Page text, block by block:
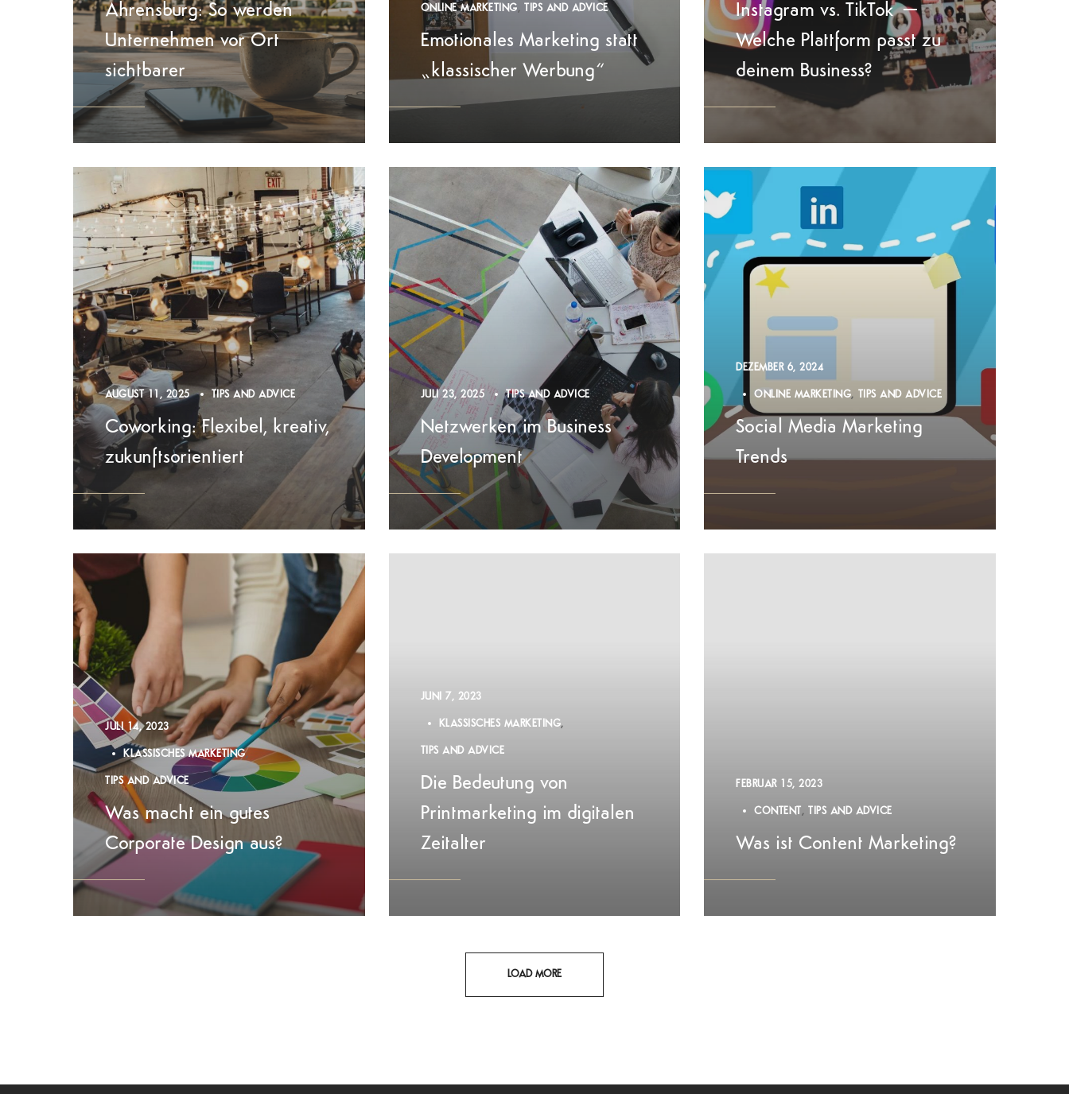
Ahrensburg: So werden
Unternehmen vor Ort
sichtbarer
ONLINE MARKETING TIPS AND ADVICE
Emotionales Marketing statt
„klassischer Werbung“
Instagram vs. TikTok –
Welche Plattform passt zu
deinem Business?
AUGUST 11, 2025 TIPS AND ADVICE
Coworking: Flexibel, kreativ,
zukunftsorientiert
JULI 23, 2025 TIPS AND ADVICE
Netzwerken im Business
Development
DEZEMBER 6, 2024
ONLINE MARKETING TIPS AND ADVICE
Social Media Marketing
Trends
JULI 14, 2023
KLASSISCHES MARKETING
TIPS AND ADVICE
Was macht ein gutes
Corporate Design aus?
JUNI 7, 2023
KLASSISCHES MARKETING
TIPS AND ADVICE
Die Bedeutung von
Printmarketing im digitalen
Zeitalter
FEBRUAR 15, 2023
CONTENT TIPS AND ADVICE
Was ist Content Marketing?
LOAD MORE